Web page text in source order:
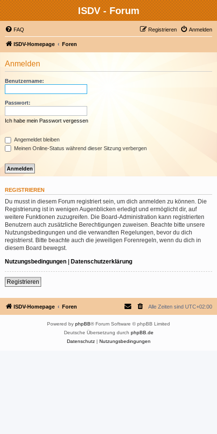
ISDV - Forum
FAQ Anmelden
Registrieren
ISDV-Homepage Foren
Anmelden
Benutzername:
Passwort:
Ich habe mein Passwort vergessen
Angemeldet bleiben
Meinen Online-Status während dieser Sitzung verbergen
REGISTRIEREN
Du musst in diesem Forum registriert sein, um dich anmelden zu können. Die
Registrierung ist in wenigen Augenblicken erledigt und ermöglicht dir, auf
weitere Funktionen zuzugreifen. Die Board-Administration kann registrierten
Benutzern auch zusätzliche Berechtigungen zuweisen. Beachte bitte unsere
Nutzungsbedingungen und die verwandten Regelungen, bevor du dich
registrierst. Bitte beachte auch die jeweiligen Forenregeln, wenn du dich in
diesem Board bewegst.
Nutzungsbedingungen | Datenschutzerklärung
Registrieren
ISDV-Homepage Foren Alle Zeiten sind UTC+02:00
Powered by phpBB® Forum Software © phpBB Limited
Deutsche Übersetzung durch phpBB.de
Datenschutz| Nutzungsbedingungen